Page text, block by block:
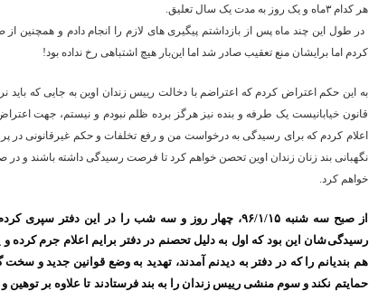
هر کدام ٣ماه و یک روز به مدت یک سال تعلیق.
در طول این چند ماه پس از بازداشتم پیگیری های لازم را انجام دادم و همچنین از
کردم اما برایشان منع تعقیب صادر شد اما این‌بار هیچ اشتباهی رخ نداده بود!
به این حکم اعتراض کردم که اعتراضم با دخالت رییس زندان اوین به جایی که باید
قانون خیابانیست یک طرفه و بنده نیز هرگز برده ظلم نبودم و نیستم، جهت
اعلام کردم که برای رسیدگی به درخواست من و رفع تخلفات و حکم غیرقانونی در
نگهبانی بند زنان زندان اوین تحصن خواهم کرد تا فرصت رسیدگی داشته باشند و
خواهم کرد.
از صبح سه شنبه ٩۶/١/١۵، چهار روز و سه شب را در این دفتر
رسیدگی‌شان این بود که اول به دلیل تحصنم در دفتر برایم اعلام جرم کرده و
هم بندیانم را که در دفتر به دیدنم آمدند، تهدید به وضع قوانین جدید و سخت
حمایتم نکند و سوم منشی رییس زندان را به بند فرستادند تا علاوه بر توهین